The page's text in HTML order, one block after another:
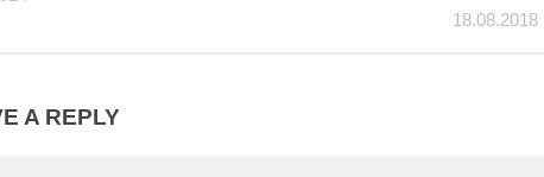
18.08.2018
A REPLY